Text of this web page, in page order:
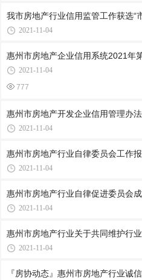
我市房地产行业信用监管工作获选“
2021-11-04
惠州市房地产企业信用系统2021年
2021-11-04
777
惠州市房地产开发企业信用管理办
2021-11-04
惠州市房地产行业自律委员会工作
2021-11-04
惠州市房地产行业自律促进委员会
2021-11-04
惠州市房地产行业关于共同维护行
2021-11-04
『房协动态』惠州市房地产行业诚